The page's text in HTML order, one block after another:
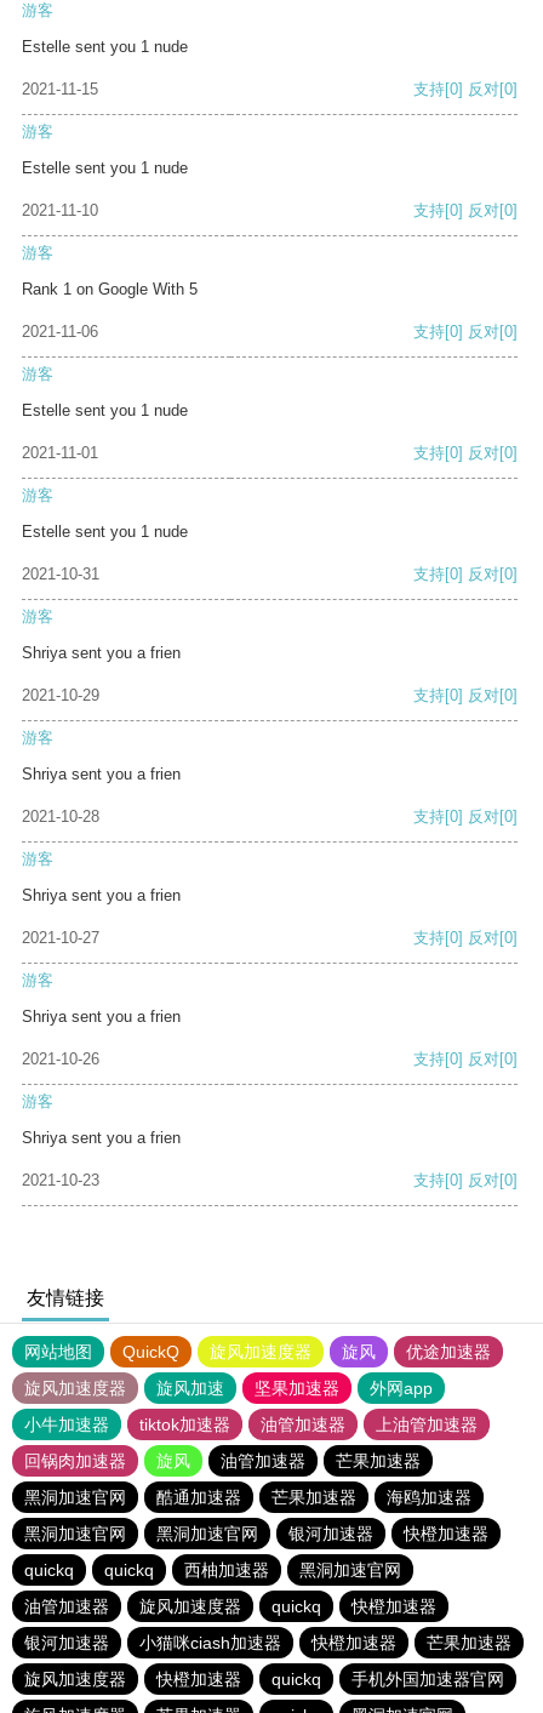
游客
Estelle sent you 1 nude
2021-11-15 支持[0] 反对[0]
游客
Estelle sent you 1 nude
2021-11-10 支持[0] 反对[0]
游客
Rank 1 on Google With 5
2021-11-06 支持[0] 反对[0]
游客
Estelle sent you 1 nude
2021-11-01 支持[0] 反对[0]
游客
Estelle sent you 1 nude
2021-10-31 支持[0] 反对[0]
游客
Shriya sent you a frien
2021-10-29 支持[0] 反对[0]
游客
Shriya sent you a frien
2021-10-28 支持[0] 反对[0]
游客
Shriya sent you a frien
2021-10-27 支持[0] 反对[0]
游客
Shriya sent you a frien
2021-10-26 支持[0] 反对[0]
游客
Shriya sent you a frien
2021-10-23 支持[0] 反对[0]
友情链接
网站地图 QuickQ 旋风加速度器 旋风
优途加速器
旋风加速度器
旋风加速 坚果加速器
外网app
小牛加速器
tiktok加速器 油管加速器
上油管加速器
回锅肉加速器
旋风 油管加速器
芒果加速器
黑洞加速官网
酷通加速器 芒果加速器
海鸥加速器
黑洞加速官网
黑洞加速官网 银河加速器
快橙加速器
quickq
quickq 西柚加速器
黑洞加速官网
油管加速器
旋风加速度器 quickq
快橙加速器
银河加速器
小猫咪ciash加速器 快橙加速器
芒果加速器
旋风加速度器
快橙加速器 quickq
手机外国加速器官网